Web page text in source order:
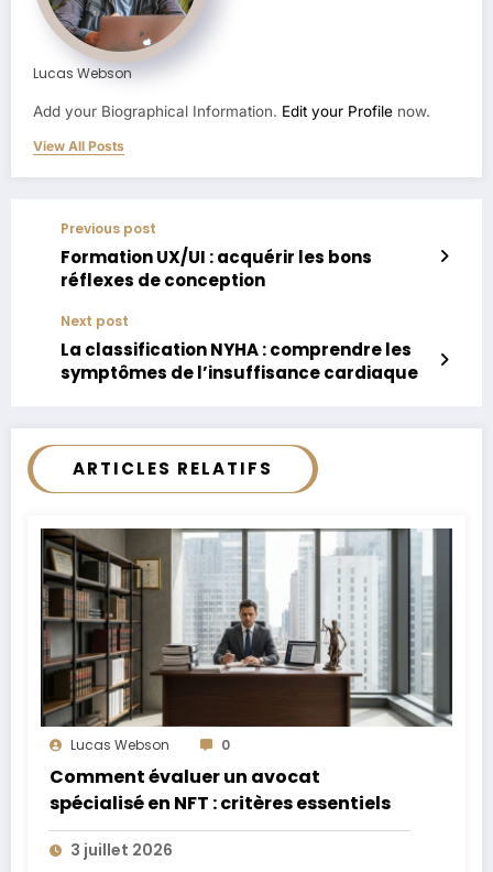
Lucas Webson
Add your Biographical Information. Edit your Profile now.
View All Posts
Previous post
Formation UX/UI : acquérir les bons
réflexes de conception
Next post
La classification NYHA : comprendre les
symptômes de l’insuffisance cardiaque
ARTICLES RELATIFS
Lucas Webson 0
Comment évaluer un avocat
spécialisé en NFT : critères essentiels
3 juillet 2026